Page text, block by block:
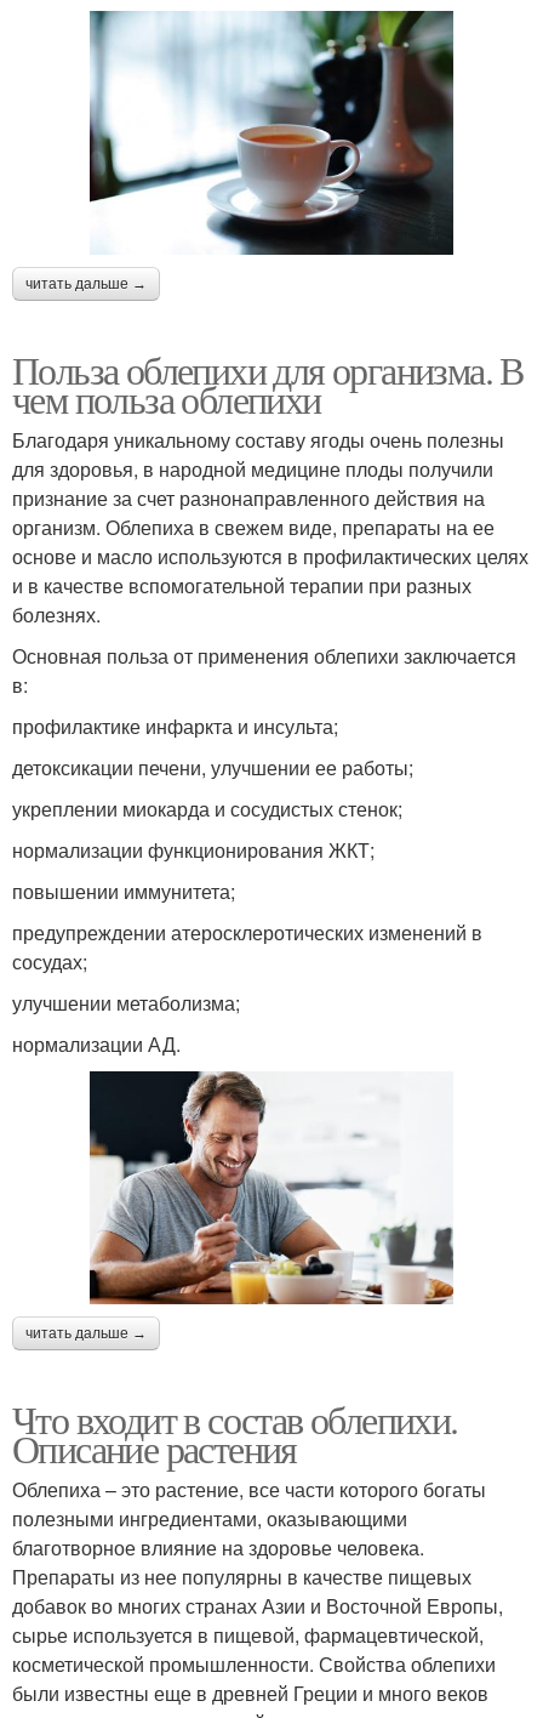
читать дальше →
Польза облепихи для организма. В
чем польза облепихи
Благодаря уникальному составу ягоды очень полезны
для здоровья, в народной медицине плоды получили
признание за счет разнонаправленного действия на
организм. Облепиха в свежем виде, препараты на ее
основе и масло используются в профилактических целях
и в качестве вспомогательной терапии при разных
болезнях.
Основная польза от применения облепихи заключается
в:
профилактике инфаркта и инсульта;
детоксикации печени, улучшении ее работы;
укреплении миокарда и сосудистых стенок;
нормализации функционирования ЖКТ;
повышении иммунитета;
предупреждении атеросклеротических изменений в
сосудах;
улучшении метаболизма;
нормализации АД.
читать дальше →
Что входит в состав облепихи.
Описание растения
Облепиха – это растение, все части которого богаты
полезными ингредиентами, оказывающими
благотворное влияние на здоровье человека.
Препараты из нее популярны в качестве пищевых
добавок во многих странах Азии и Восточной Европы,
сырье используется в пищевой, фармацевтической,
косметической промышленности. Свойства облепихи
были известны еще в древней Греции и много веков